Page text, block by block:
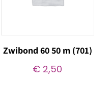
Zwibond 60 50 m (701)
€ 2,50